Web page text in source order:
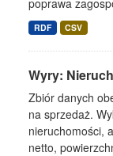
poprawa
RDF CSV
Wyry:
Zbiór danych
na sprzedaż.
nieruchomości,
netto,